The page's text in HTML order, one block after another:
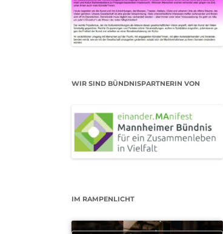
WIR SIND BÜNDNISPARTNERIN VON
IM RAMPENLICHT